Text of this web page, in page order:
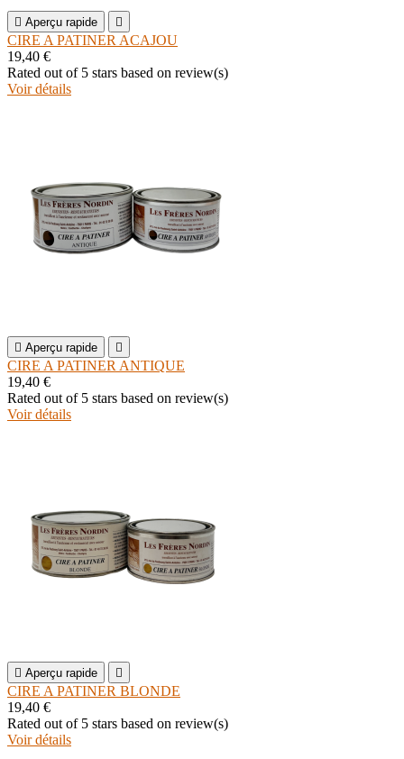
 Aperçu rapide 
CIRE A PATINER ACAJOU
19,40 €
Rated out of 5 stars based on review(s)
Voir détails
 Aperçu rapide 
CIRE A PATINER ANTIQUE
19,40 €
Rated out of 5 stars based on review(s)
Voir détails
 Aperçu rapide 
CIRE A PATINER BLONDE
19,40 €
Rated out of 5 stars based on review(s)
Voir détails